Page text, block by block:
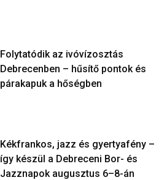
Folytatódik az ivóvízosztás
Debrecenben – hűsítő pontok és
párakapuk a hőségben
Kékfrankos, jazz és gyertyafény –
így készül a Debreceni Bor- és
Jazznapok augusztus 6–8-án